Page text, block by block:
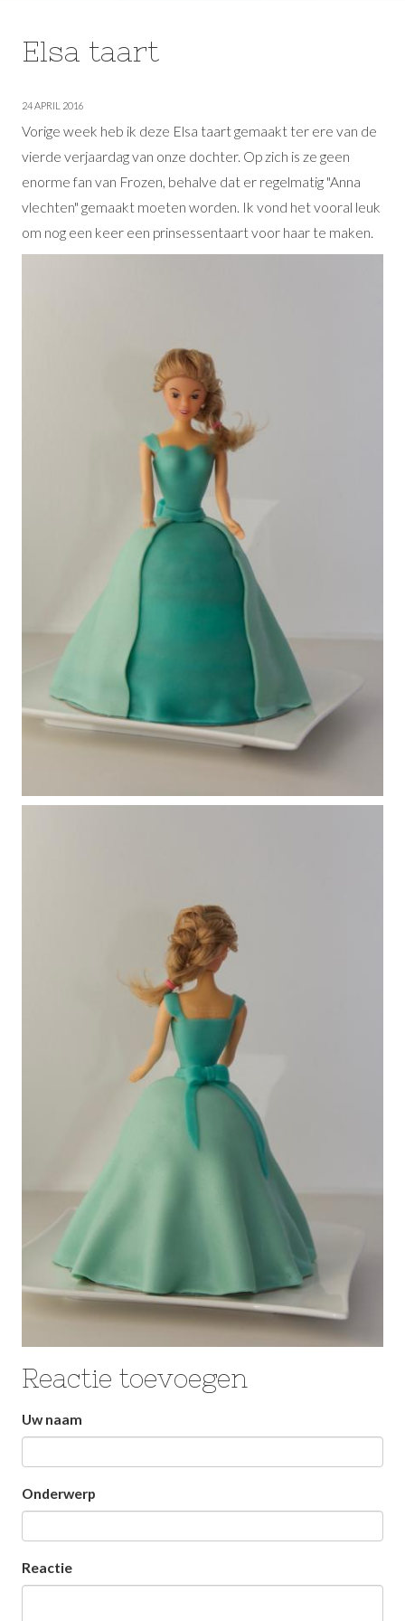
Elsa taart
24 APRIL 2016
Vorige week heb ik deze Elsa taart gemaakt ter ere van de
vierde verjaardag van onze dochter. Op zich is ze geen
enorme fan van Frozen, behalve dat er regelmatig "Anna
vlechten" gemaakt moeten worden. Ik vond het vooral leuk
om nog een keer een prinsessentaart voor haar te maken.
Reactie toevoegen
Laat
dit
veld
leeg
Uw naam
Onderwerp
Reactie